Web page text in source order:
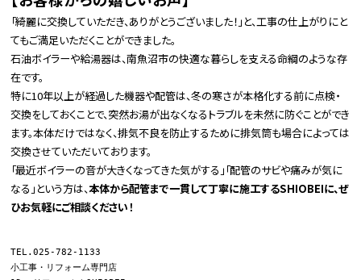
「綺麗に交換していただき、ありがとうございました！」と、工事の仕上がりにと
てもご満足いただくことができました。
石油ボイラーや給湯器は、南魚沼市の快適な暮らしを支える命綱のような存
在です。
特に10年以上が経過した機器や配管は、冬の寒さが本格化する前に点検・
交換をしておくことで、突然お湯が出なくなるトラブルを未然に防ぐことができ
ます。本体だけではなく、排気不良を防止するために排気筒も場合によっては
交換させていただいております。
「最近ボイラーの音が大きくなってきた気がする」「配管のサビや痛みが気に
なる」という方は、本体から配管まで一貫して丁寧に施工するSHIOBEIに、ぜ
ひお気軽にご相談ください！
TEL.025-782-1133
小工事・リフォーム専門店